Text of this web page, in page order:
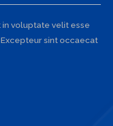
voluptate velit esse
sint occaecat